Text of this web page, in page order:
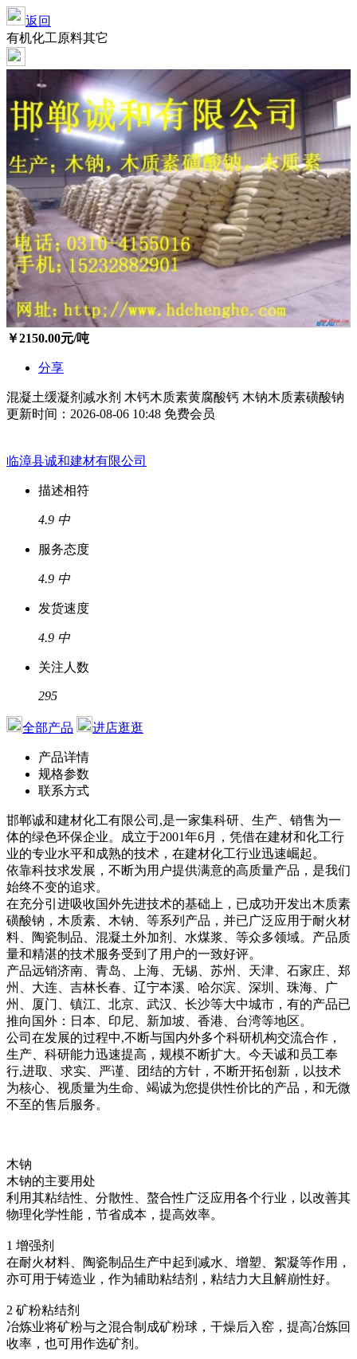
返回
有机化工原料其它
￥2150.00元/吨
分享
混凝土缓凝剂减水剂 木钙木质素黄腐酸钙 木钠木质素磺酸钠
更新时间：2026-08-06 10:48 免费会员
临漳县诚和建材有限公司
描述相符
4.9 中
服务态度
4.9 中
发货速度
4.9 中
关注人数
295
全部产品 进店逛逛
产品详情
规格参数
联系方式
邯郸诚和建材化工有限公司,是一家集科研、生产、销售为一
体的绿色环保企业。成立于2001年6月，凭借在建材和化工行
业的专业水平和成熟的技术，在建材化工行业迅速崛起。
依靠科技求发展，不断为用户提供满意的高质量产品，是我们
始终不变的追求。
在充分引进吸收国外先进技术的基础上，已成功开发出木质素
磺酸钠，木质素、木钠、等系列产品，并已广泛应用于耐火材
料、陶瓷制品、混凝土外加剂、水煤浆、等众多领域。产品质
量和精湛的技术服务受到了用户的一致好评。
产品远销济南、青岛、上海、无锡、苏州、天津、石家庄、郑
州、大连、吉林长春、辽宁本溪、哈尔滨、深圳、珠海、广
州、厦门、镇江、北京、武汉、长沙等大中城市，有的产品已
推向国外：日本、印尼、新加坡、香港、台湾等地区。
公司在发展的过程中,不断与国内外多个科研机构交流合作，
生产、科研能力迅速提高，规模不断扩大。今天诚和员工奉
行,进取、求实、严谨、团结的方针，不断开拓创新，以技术
为核心、视质量为生命、竭诚为您提供性价比的产品，和无微
不至的售后服务。
木钠
木钠的主要用处
利用其粘结性、分散性、螯合性广泛应用各个行业，以改善其
物理化学性能，节省成本，提高效率。
1 增强剂
在耐火材料、陶瓷制品生产中起到减水、增塑、絮凝等作用，
亦可用于铸造业，作为辅助粘结剂，粘结力大且解崩性好。
2 矿粉粘结剂
冶炼业将矿粉与之混合制成矿粉球，干燥后入窑，提高冶炼回
收率，也可用作选矿剂。